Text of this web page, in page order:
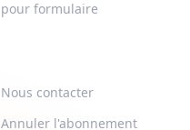
pour formulaire
Nous contacter
Annuler l'abonnement